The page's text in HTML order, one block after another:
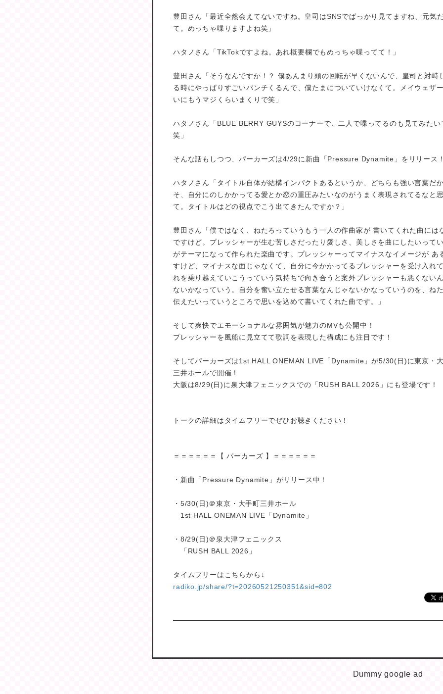
豊田さん「最近全然会えてないですね。皇司はSNSでばっかり見てますね、元気
て。めっちゃ喋りますよね笑」
ハタノさん「TikTokですよね。あれ概要欄でもめっちゃ喋ってて！」
豊田さん「そうなんですか！？ 僕あんまり頭の回転が早くないんで、皇司と対峙
る時にやっぱりすごいパンチくるんで、僕たまについていけなくて。メイウェザ
いにもうマジくらいまくりで笑」
ハタノさん「BLUE BERRY GUYSのコーナーで、二人で喋ってるのも見てみたい
笑」
そんな話もしつつ、パーカーズは4/29に新曲「Pressure Dynamite」をリリース！
ハタノさん「タイトル自体が結構インパクトあるというか、どちらも強い言葉だ
そ、自分にのしかかってる愛とか恋の重圧みたいなのがうまく表現されてるなと
て。タイトルはどの視点でこう出てきたんですか？」
豊田さん「僕ではなく、ねたろっていうもう一人の作曲家が 書いてくれた曲には
ですけど。プレッシャーが生む苦しさだったり愛しさ、美しさを曲にしたいって
がテーマになって作られた楽曲です。プレッシャーってマイナスなイメージが あ
すけど、マイナスな面じゃなくて、自分に今かかってるプレッシャーを受け入れ
れを乗り越えていこうっていう気持ちで向き合うと案外プレッシャーも悪くない
ないかなっていう。自分を奮い立たせる言葉なんじゃないかなっていうのを、ね
伝えたいっていうところで思いを込めて書いてくれた曲です。」
そして爽快でエモーショナルな雰囲気が魅力のMVも公開中！
プレッシャーを風船に見立てて歌詞を表現した構成にも注目です！
そしてパーカーズは1st HALL ONEMAN LIVE「Dynamite」が5/30(日)に東京・
三井ホールで開催！
大阪は8/29(日)に泉大津フェニックスでの「RUSH BALL 2026」にも登場です！
トークの詳細はタイムフリーでぜひお聴きください！
＝＝＝＝＝＝【 パーカーズ 】＝＝＝＝＝＝
・新曲「Pressure Dynamite」がリリース中！
・5/30(日)＠東京・大手町三井ホール
1st HALL ONEMAN LIVE「Dynamite」
・8/29(日)＠泉大津フェニックス
「RUSH BALL 2026」
タイムフリーはこちらから↓
radiko.jp/share/?t=20260521250351&sid=802
Dummy google ad